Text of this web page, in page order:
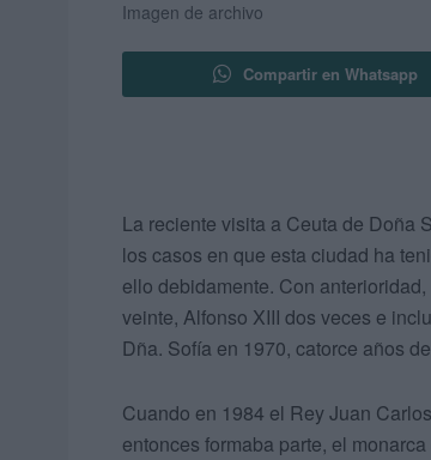
Imagen de archivo
Compartir en Whatsapp
La reciente visita a Ceuta de Doña
los casos en que esta ciudad ha
ello debidamente. Con
veinte, Alfonso XIII dos veces e
Dña. Sofía en 1970, catorce años
Cuando en 1984 el Rey Juan
entonces formaba parte, el